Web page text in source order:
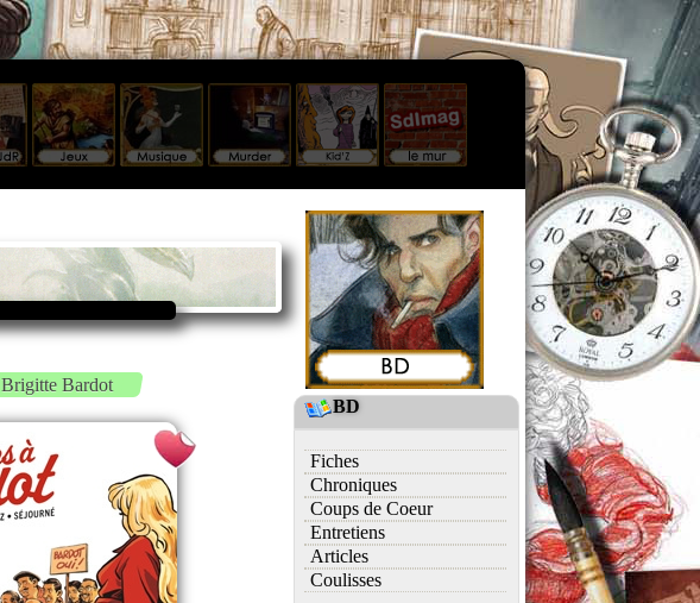
Brigitte Bardot
BD
Fiches
Chroniques
Coups de Coeur
Entretiens
Articles
Coulisses